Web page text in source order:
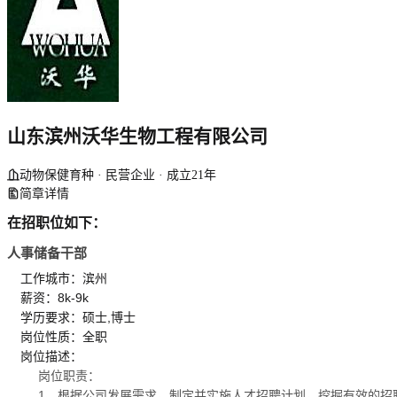
山东滨州沃华生物工程有限公司
动物保健育种 · 民营企业 · 成立21年
简章详情
在招职位如下：
人事储备干部
工作城市：滨州
薪资：8k-9k
学历要求：硕士,博士
岗位性质：全职
岗位描述：
岗位职责：